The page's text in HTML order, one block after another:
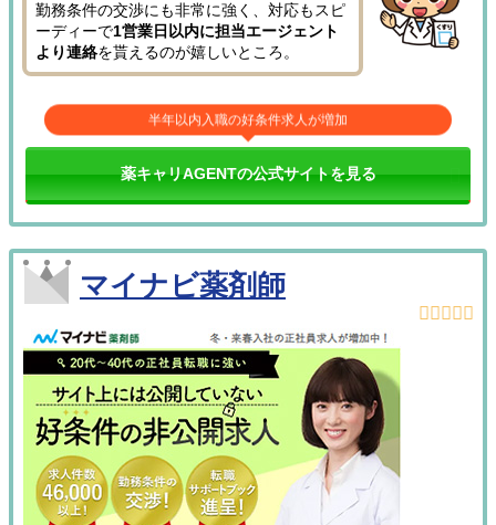
勤務条件の交渉にも非常に強く、対応もスピ
ーディーで1営業日以内に担当エージェント
より連絡を貰えるのが嬉しいところ。
半年以内入職の好条件求人が増加
薬キャリAGENTの公式サイトを見る
マイナビ薬剤師